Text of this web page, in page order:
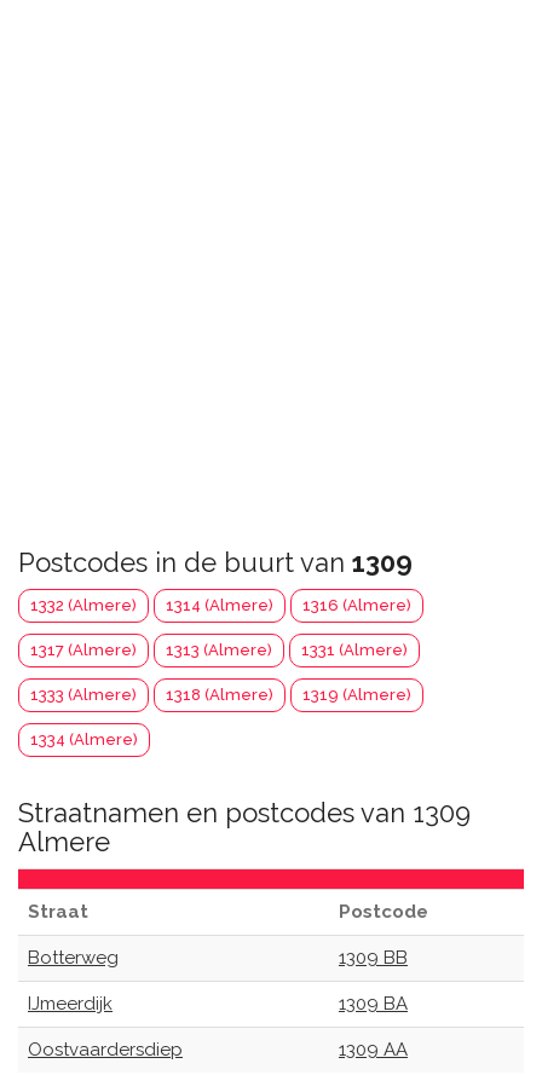
Postcodes in de buurt van 1309
1332 (Almere) 1314 (Almere) 1316 (Almere)
1317 (Almere) 1313 (Almere) 1331 (Almere)
1333 (Almere) 1318 (Almere) 1319 (Almere)
1334 (Almere)
Straatnamen en postcodes van 1309
Almere
Straat Postcode
Botterweg 1309 BB
IJmeerdijk 1309 BA
Oostvaardersdiep 1309 AA